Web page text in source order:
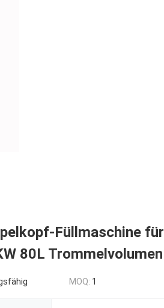
Füllmaschine für
80L Trommelvolumen
MOQ: 1